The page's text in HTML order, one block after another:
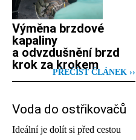
Výměna brzdové
kapaliny
a odvzdušnění brzd
krok za krokem
PŘEČÍST ČLÁNEK ››
Voda do ostřikovačů
Ideální je dolít si před cestou